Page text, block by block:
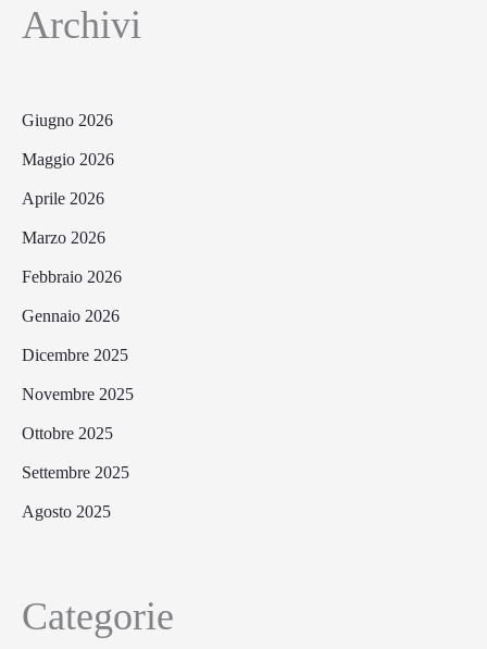
Archivi
Giugno 2026
Maggio 2026
Aprile 2026
Marzo 2026
Febbraio 2026
Gennaio 2026
Dicembre 2025
Novembre 2025
Ottobre 2025
Settembre 2025
Agosto 2025
Categorie